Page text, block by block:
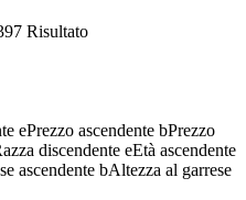
Risultato
ePrezzo ascendente bPrezzo
discendente eEtà ascendente
ascendente bAltezza al garrese